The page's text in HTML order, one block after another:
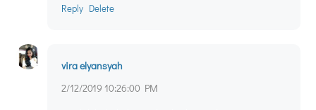
Reply Delete
vira elyansyah
2/12/2019 10:26:00 PM